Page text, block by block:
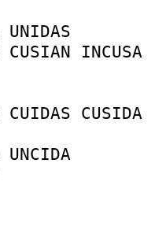
UNIDAS
CUSIAN
INCUSA
CUIDAS CUSIDA
UNCIDA